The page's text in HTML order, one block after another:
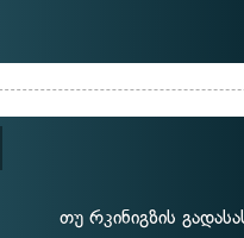
თუ რკინიგზის